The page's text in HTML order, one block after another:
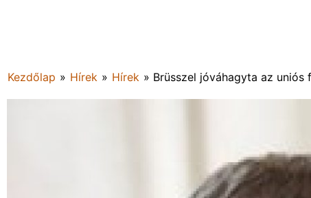
Kezdőlap » Hírek » Hírek » Brüsszel jóváhagyta az